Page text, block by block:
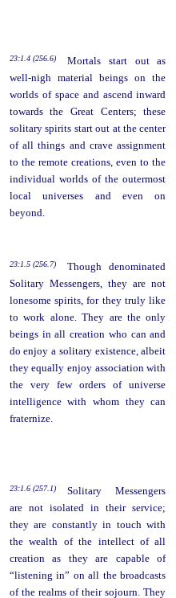
23:1.4 (256.6)
Mortals start out as
well-nigh material beings on the
worlds of space and ascend inward
towards the Great Centers; these
solitary spirits start out at the center
of all things and crave assignment
to the remote creations, even to the
individual worlds of the outermost
local universes and even on
beyond.
23:1.5 (256.7)
Though denominated
Solitary Messengers, they are not
lonesome spirits, for they truly like
to work alone. They are the only
beings in all creation who can and
do enjoy a solitary existence, albeit
they equally enjoy association with
the very few orders of universe
intelligence with whom they can
fraternize.
23:1.6 (257.1)
Solitary Messengers
are not isolated in their service;
they are constantly in touch with
the wealth of the intellect of all
creation as they are capable of
“listening in” on all the broadcasts
of the realms of their sojourn. They